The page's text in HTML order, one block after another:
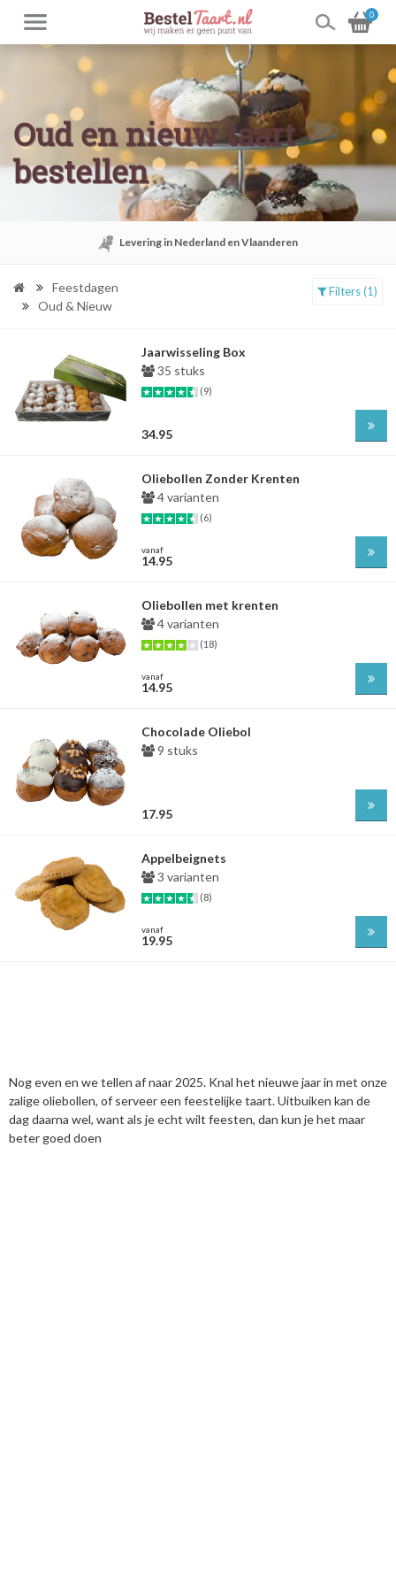
0
Oud en nieuw taart
bestellen
Levering in Nederland en Vlaanderen
Feestdagen
Oud & Nieuw
Filters (1)
Jaarwisseling Box
35 stuks
(9)
34.95
Oliebollen Zonder Krenten
4 varianten
(6)
vanaf
14.95
Oliebollen met krenten
4 varianten
(18)
vanaf
14.95
Chocolade Oliebol
9 stuks
17.95
Appelbeignets
3 varianten
(8)
vanaf
19.95
Nog even en we tellen af naar 2025. Knal het nieuwe jaar in met onze
zalige oliebollen, of serveer een feestelijke taart. Uitbuiken kan de
dag daarna wel, want als je echt wilt feesten, dan kun je het maar
beter goed doen